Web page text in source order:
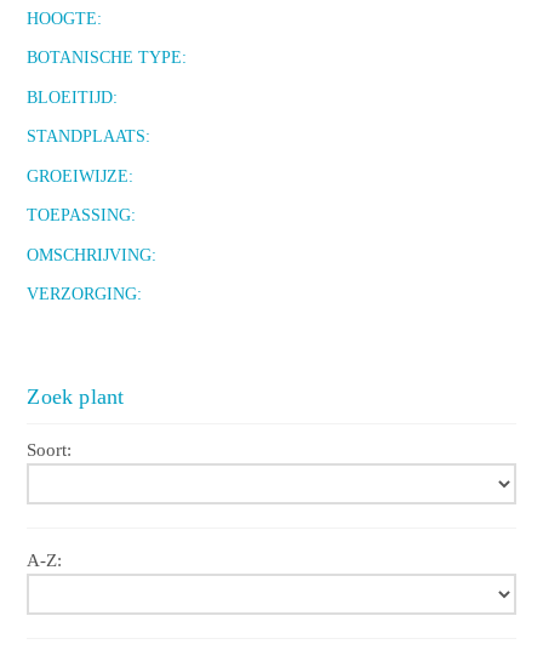
HOOGTE:
BOTANISCHE TYPE:
BLOEITIJD:
STANDPLAATS:
GROEIWIJZE:
TOEPASSING:
OMSCHRIJVING:
VERZORGING:
Zoek plant
Soort:
A-Z: